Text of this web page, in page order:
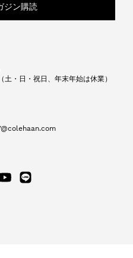
ジン購読
・日・祝日、年末年始は休業）